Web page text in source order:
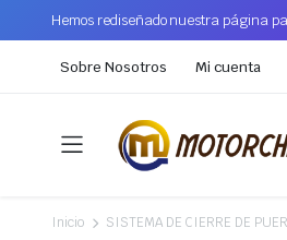
Hemos rediseñado nuestra página
Sobre Nosotros Mi cuenta
Inicio SISTEMA DE CIERRE DE